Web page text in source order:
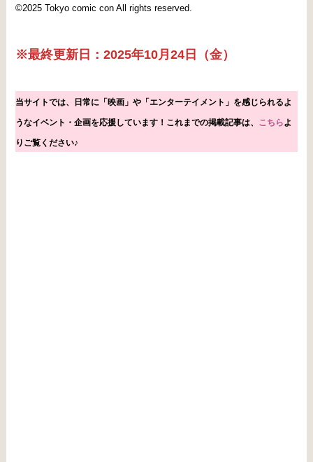
©2025 Tokyo comic con All rights reserved.
※最終更新日：2025年10月24日（金）
当サイトでは、日常に「映画」や「エンターテイメント」を感じられるよ
うなイベント・企画を応援しています！これまでの掲載記事は、 こちら よ
りご覧ください♪